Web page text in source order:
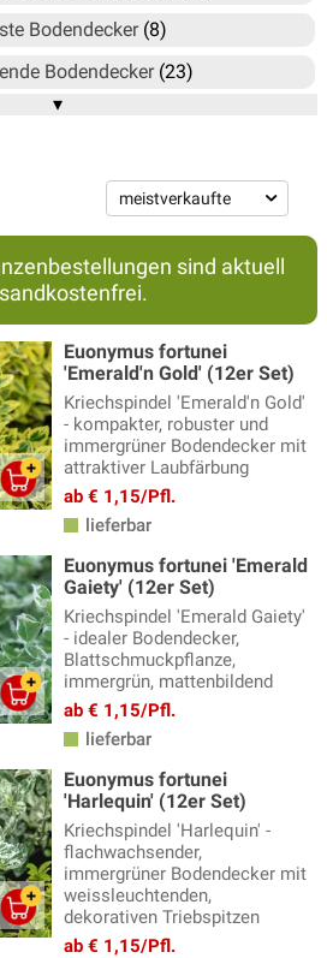
Bodendecker(8)
Bodendecker(23)
Bodendecker
(115)
Halbschatten(94)
Schatten(27)
Koniferen(20)
Thymian(16)
(7)
(2)
(12)
(16)
Bodendecker(52)
Spierstrauch(15)
Bodendecker(63)
Bodendecker(4)
(12)
Minor(6)
(6)
▾
sind aktuell
Euonymus fortunei
'Emerald'n Gold' (12er Set)
Kriechspindel 'Emerald'n Gold'
- kompakter, robuster und
immergrüner Bodendecker mit
attraktiver Laubfärbung
ab € 1,15/Pfl.
lieferbar
Euonymus fortunei 'Emerald
Gaiety' (12er Set)
Kriechspindel 'Emerald Gaiety'
- idealer Bodendecker,
Blattschmuckpflanze,
immergrün, mattenbildend
ab € 1,15/Pfl.
lieferbar
Euonymus fortunei
'Harlequin' (12er Set)
Kriechspindel 'Harlequin' -
flachwachsender,
immergrüner Bodendecker mit
weissleuchtenden,
dekorativen Triebspitzen
ab € 1,15/Pfl.